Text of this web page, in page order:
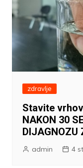
zdravlje
Stavite
NAKON 30
DIJAGNOZU
admin 4